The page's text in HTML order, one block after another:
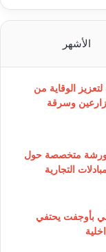
الأشهر
الوقاية من
وسرقة
ورشة متخصصة حول
التجارية
بأوجفت يحتفي